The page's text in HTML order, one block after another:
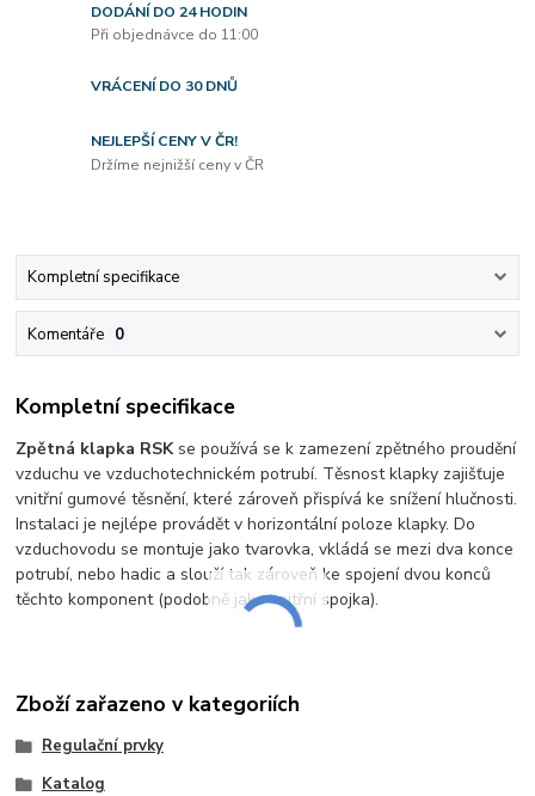
DODÁNÍ DO 24 HODIN
Při objednávce do 11:00
VRÁCENÍ DO 30 DNŮ
NEJLEPŠÍ CENY V ČR!
Držíme nejnižší ceny v ČR
Kompletní specifikace
Komentáře 0
Kompletní specifikace
Zpětná klapka RSKse používá se k zamezení zpětného proudění
vzduchu ve vzduchotechnickém potrubí. Těsnost klapky zajišťuje
vnitřní gumové těsnění, které zároveň přispívá ke snížení hlučnosti.
Instalaci je nejlépe provádět v horizontální poloze klapky. Do
vzduchovodu se montuje jako tvarovka, vkládá se mezi dva konce
potrubí, nebo hadic a slouží tak zároveň ke spojení dvou konců
těchto komponent (podobně jako vnitřní spojka).
Zboží zařazeno v kategoriích
Regulační prvky
Katalog